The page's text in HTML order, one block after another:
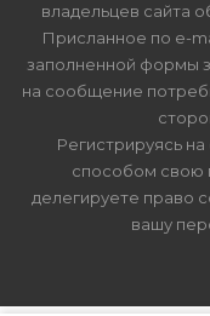
владельцев сайта
Присланное по e-
заполненной формы
на сообщение
Регистрируясь
способом свою
делегируете право
вашу